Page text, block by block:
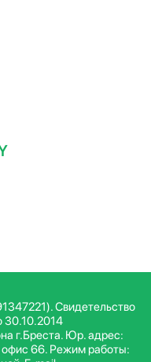
Свидетельство
30.10.2014
г.Бреста. Юр. адрес:
офис 66. Режим работы: